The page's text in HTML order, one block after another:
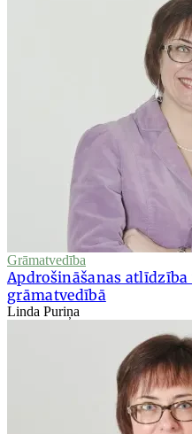
Grāmatvedība
Apdrošināšanas
grāmatvedībā
Linda Puriņa